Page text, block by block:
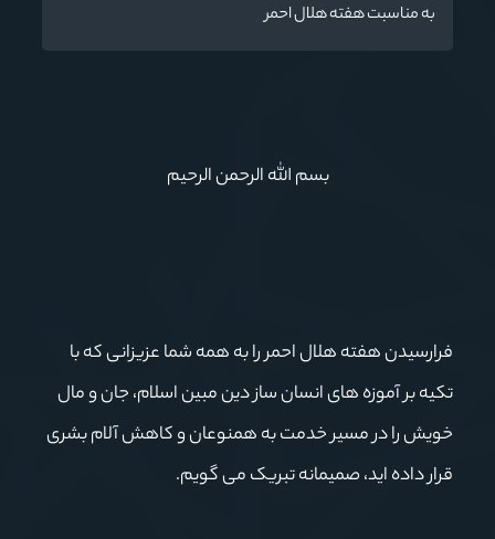
به مناسبت هفته هلال احمر
بسم الله الرحمن الرحیم
فرارسیدن هفته هلال احمر را به همه شما عزیزانی که با
تکیه بر آموزه های انسان ساز دین مبین اسلام، جان و مال
خویش را در مسیر خدمت به همنوعان و کاهش آلام بشری
قرار داده اید، صمیمانه تبریک می گویم.